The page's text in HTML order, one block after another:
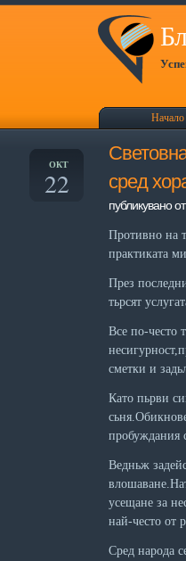
Начало
ОКТ
22
сред
публикувано
Противно на
практиката
През
тьрсят
Все по-често
сметки и
Като пьрви
пробуждания
Ведньж
усещане за
най-често от
Сред народа